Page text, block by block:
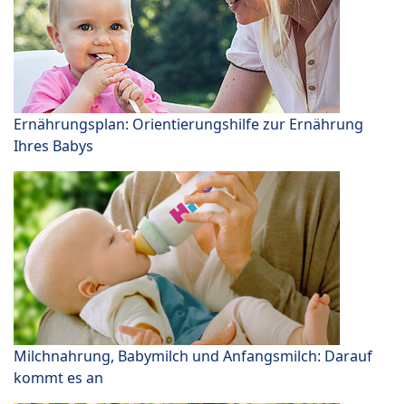
Ernährungsplan: Orientierungshilfe zur Ernährung
Ihres Babys
Milchnahrung, Babymilch und Anfangsmilch: Darauf
kommt es an